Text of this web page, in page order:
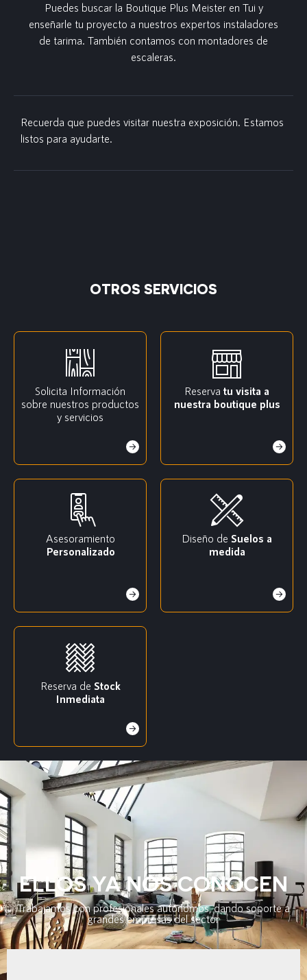
Puedes buscar la Boutique Plus Meister en Tui y
enseñarle tu proyecto a nuestros expertos instaladores
de tarima. También contamos con montadores de
escaleras.
Recuerda que puedes visitar nuestra exposición. Estamos
listos para ayudarte.
OTROS SERVICIOS
Solicita Información
sobre nuestros productos
y servicios
Reserva tu visita a
nuestra boutique plus
Asesoramiento
Personalizado
Diseño de Suelos a
medida
Reserva de Stock
Inmediata
ELLOS YA NOS CONOCEN
Trabajamos con profesionales autónomos, dando soporte a
grandes empresas del sector